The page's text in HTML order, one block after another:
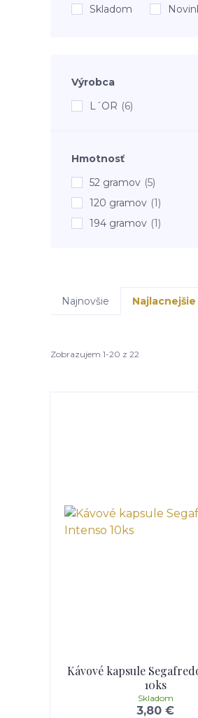
Skladom
Výrobca
L´OR (6)
Hmotnosť
52 gramov (5)
120 gramov (1)
194 gramov (1)
Najnovšie Najlacnejšie
Zobrazujem 1-20 z 22
Kávové kapsule
10ks
3,80 €
Skladom